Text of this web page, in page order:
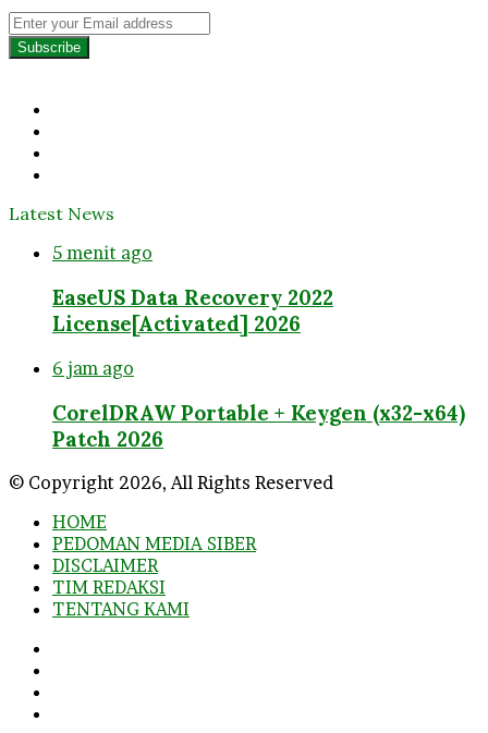
Enter
your
Email
Latest News
5 menit ago
EaseUS Data Recovery 2022
License[Activated] 2026
6 jam ago
CorelDRAW Portable + Keygen (x32-x64)
Patch 2026
© Copyright 2026, All Rights Reserved
HOME
PEDOMAN MEDIA SIBER
DISCLAIMER
TIM REDAKSI
TENTANG KAMI